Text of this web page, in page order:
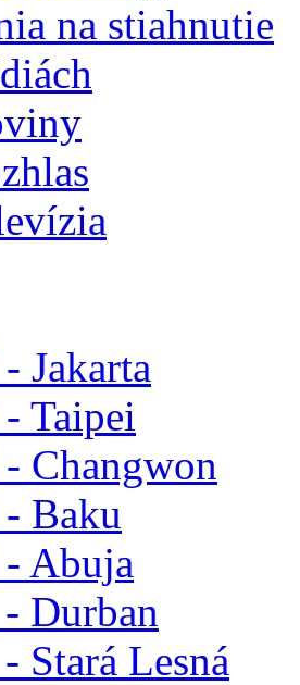
na stiahnutie
Jakarta
Taipei
Changwon
Baku
Abuja
Durban
Stará Lesná